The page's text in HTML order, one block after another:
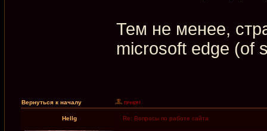
Тем не менее,
microsoft edge (of
Вернуться к началу
Hellg Re: Вопросы по работе сайта